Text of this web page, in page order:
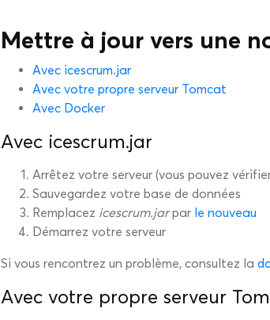
Mettre à jour vers une
Avec icescrum.jar
Avec votre propre serveur Tomcat
Avec Docker
Avec icescrum.jar
Arrêtez votre serveur (vous pouvez
Sauvegardez votre base de données
Remplacez icescrum.jarpar le nouveau
Démarrez votre serveur
Si vous rencontrez un problème, consultez la
Avec votre propre serveur